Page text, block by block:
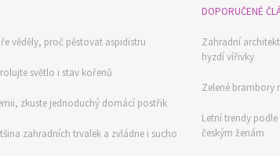
věděly, proč pěstovat aspidistru
světlo i stav kořenů
zkuste jednoduchý domácí postřik
zahradních trvalek a zvládne i sucho
DOPORUČENÉ
Zahradní
hyzdí vířivky
Zelené brambory
Letní trendy
českým ženám